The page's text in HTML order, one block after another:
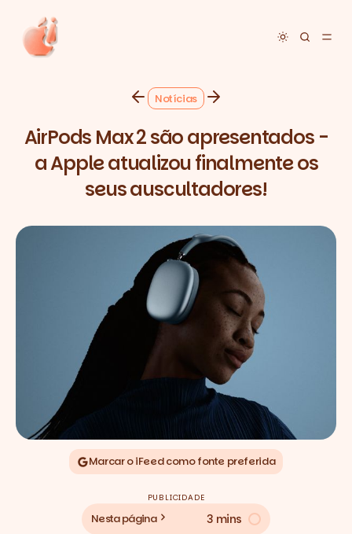
Toggle
Notícias
AirPods Max 2 são apresentados -
a Apple atualizou finalmente os
seus auscultadores!
Marcar o iFeed como fonte preferida
PUBLICIDADE
Nesta página 3 mins